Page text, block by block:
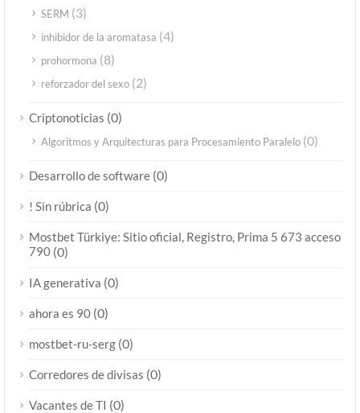
SERM (3)
inhibidor de la aromatasa (4)
prohormona (8)
reforzador del sexo (2)
Criptonoticias (0)
Algoritmos y Arquitecturas para Procesamiento Paralelo (0)
Desarrollo de software (0)
! Sin rúbrica (0)
Mostbet Türkiye: Sitio oficial, Registro, Prima 5 673 acceso
790 (0)
IA generativa (0)
ahora es 90 (0)
mostbet-ru-serg (0)
Corredores de divisas (0)
Vacantes de TI (0)